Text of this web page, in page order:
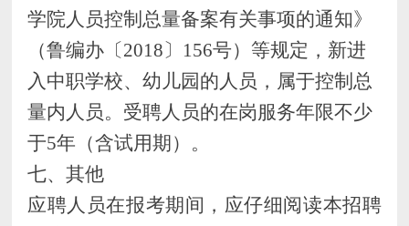
学院人员控制总量备案有关事项的通知》
（鲁编办〔2018〕156号）等规定，新进
入 中职学校、幼儿园的人员，属于控制总
量内人员。受聘人员的在岗服务年限不少
于5年 （含试用期） 。
七、其他
应聘人员在报考期间，应仔细阅读本招聘